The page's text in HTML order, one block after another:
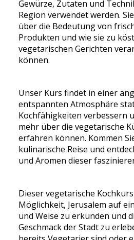
Gewürze, Zutaten und
Region verwendet werden.
über die Bedeutung von
Produkten und wie sie zu
vegetarischen Gerichten
können.
Unser Kurs findet in einer
entspannten Atmosphäre
Kochfähigkeiten verbessern
mehr über die vegetarische
erfahren können. Kommen
kulinarische Reise und
und Aromen dieser
Dieser vegetarische
Möglichkeit, Jerusalem auf
und Weise zu erkunden und
Geschmack der Stadt zu